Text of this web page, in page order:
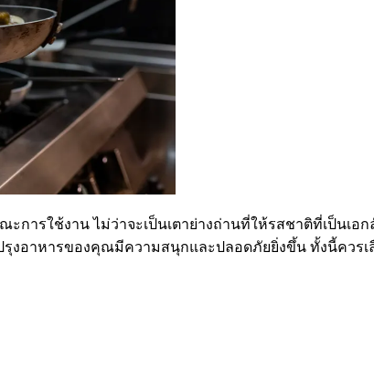
การใช้งาน ไม่ว่าจะเป็นเตาย่างถ่านที่ให้รสชาติที่เป็นเ
รุงอาหารของคุณมีความสนุกและปลอดภัยยิ่งขึ้น ทั้งนี้ควร